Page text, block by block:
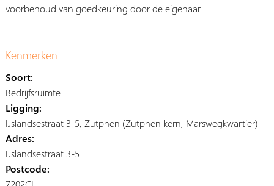
voorbehoud van goedkeuring door de eigenaar.
Kenmerken
Soort:
Bedrijfsruimte
Ligging:
IJslandsestraat 3-5, Zutphen (Zutphen kern, Marswegkwartier)
Adres:
IJslandsestraat 3-5
Postcode: